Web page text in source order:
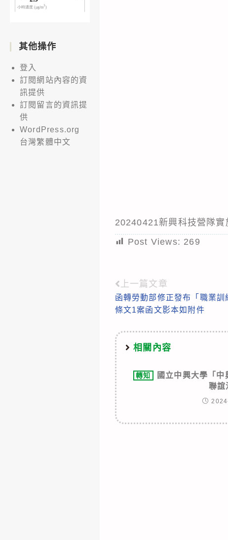
20240421新興科技營隊實
Post Views: 269
Read
more
上一篇文章
函轉勞動部修正發布「職業
條文1案函文影本如附件
相關內容
轉知
國立中興大學「
聯誼
其他操作
登入
訂閱網站內容的資
訊提供
訂閱留言的資訊提
供
WordPress.org
台灣繁體中文